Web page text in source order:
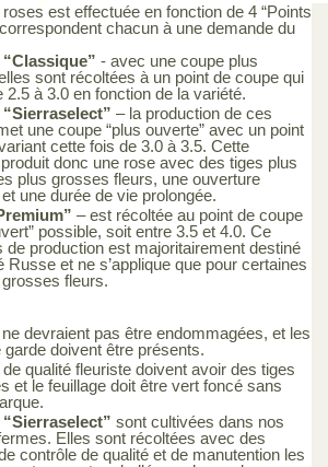
est effectuée en fonction de 4 “Points
chacun à une demande du
“Classique” - avec une coupe plus
sont récoltées à un point de coupe qui
2.5 à 3.0 en fonction de la variété.
“Sierraselect” – la production de ces
une coupe “plus ouverte” avec un point
cette fois de 3.0 à 3.5. Cette
donc une rose avec des tiges plus
plus grosses fleurs, une ouverture
une durée de vie prolongée.
– est récoltée au point de coupe
possible, soit entre 3.5 et 4.0. Ce
de production est majoritairement destiné
Russe et ne s’applique que pour certaines
fleurs.
devraient pas être endommagées, et les
garde doivent être présents.
qualité fleuriste doivent avoir des tiges
et le feuillage doit être vert foncé sans
“Sierraselect” sont cultivées dans nos
Elles sont récoltées avec des
contrôle de qualité et de manutention les